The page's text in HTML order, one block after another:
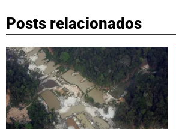
Posts relacionados